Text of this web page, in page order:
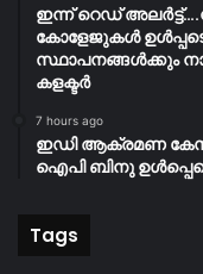
ഇന്ന് റെഡ്
കോളേജുകൾ
സ്ഥാപനങ്ങൾക്കും
കളക്ടർ
7 hours ago
ഇഡി ആക്രമണ
ഐപി ബിനു
Tags